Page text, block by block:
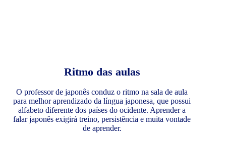
Ritmo das aulas
O professor de japonês conduz o ritmo na sala de aula
para melhor aprendizado da língua japonesa, que possui
alfabeto diferente dos países do ocidente. Aprender a
falar japonês exigirá treino, persistência e muita vontade
de aprender.